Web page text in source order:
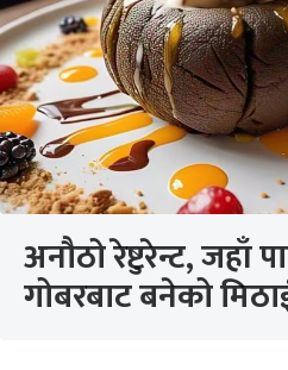
अनौठो रेष्टुरेन्ट, जहाँ
गोबरबाट बनेको